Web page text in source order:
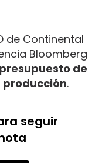
de Continental
Bloomberg
de
.
seguir